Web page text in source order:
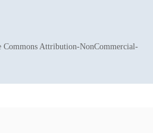
Commons Attribution-NonCommercial-